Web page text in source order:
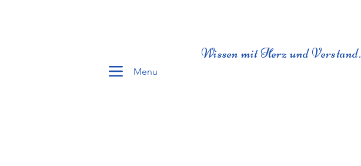
Menu
Wissen mit Herz und Verstand.